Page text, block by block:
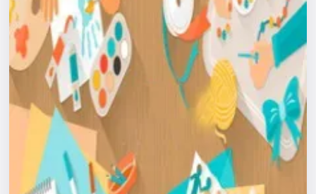
Экскурсии
Спорт
События
Города
Площадки